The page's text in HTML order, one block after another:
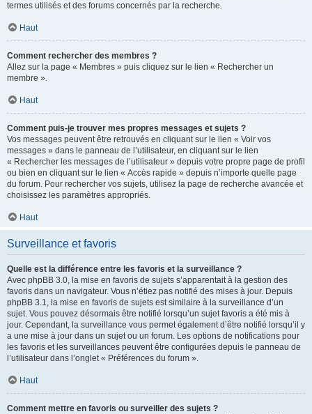
termes utilisés et des forums concernés par la recherche.
Haut
Comment rechercher des membres ?
Allez sur la page « Membres » puis cliquez sur le lien « Rechercher un
membre ».
Haut
Comment puis-je trouver mes propres messages et sujets ?
Vos messages peuvent être retrouvés en cliquant sur le lien « Voir vos
messages » dans le panneau de l’utilisateur, en cliquant sur le lien
« Rechercher les messages de l’utilisateur » depuis votre propre page de profil
ou bien en cliquant sur le lien « Accès rapide » depuis n’importe quelle page
du forum. Pour rechercher vos sujets, utilisez la page de recherche avancée et
choisissez les paramètres appropriés.
Haut
Surveillance et favoris
Quelle est la différence entre les favoris et la surveillance ?
Avec phpBB 3.0, la mise en favoris de sujets s’apparentait à la gestion des
favoris dans un navigateur. Vous n’étiez pas notifié des mises à jour. Depuis
phpBB 3.1, la mise en favoris de sujets est similaire à la surveillance d’un
sujet. Vous pouvez désormais être notifié lorsqu’un sujet favoris a été mis à
jour. Cependant, la surveillance vous permet également d’être notifié lorsqu’il y
a une mise à jour dans un sujet ou un forum. Les options de notifications pour
les favoris et les surveillances peuvent être configurées depuis le panneau de
l’utilisateur dans l’onglet « Préférences du forum ».
Haut
Comment mettre en favoris ou surveiller des sujets ?